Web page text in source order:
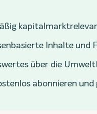
Inhalte und
über die
abonnieren